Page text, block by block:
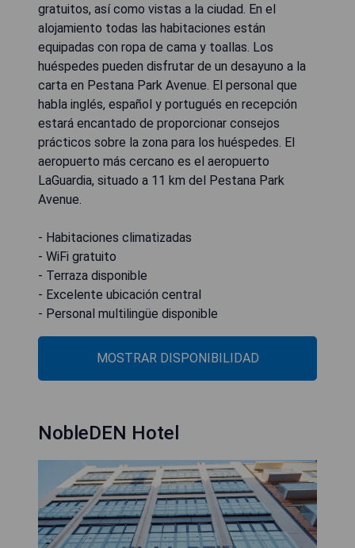
gratuitos, así como vistas a la ciudad. En el
alojamiento todas las habitaciones están
equipadas con ropa de cama y toallas. Los
huéspedes pueden disfrutar de un desayuno a la
carta en Pestana Park Avenue. El personal que
habla inglés, español y portugués en recepción
estará encantado de proporcionar consejos
prácticos sobre la zona para los huéspedes. El
aeropuerto más cercano es el aeropuerto
LaGuardia, situado a 11 km del Pestana Park
Avenue.
- Habitaciones climatizadas
- WiFi gratuito
- Terraza disponible
- Excelente ubicación central
- Personal multilingüe disponible
MOSTRAR DISPONIBILIDAD
NobleDEN Hotel